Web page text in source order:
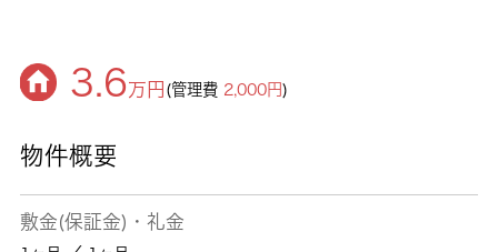
3.6万円 (管理費 2,000円)
物件概要
敷金(保証金)・礼金